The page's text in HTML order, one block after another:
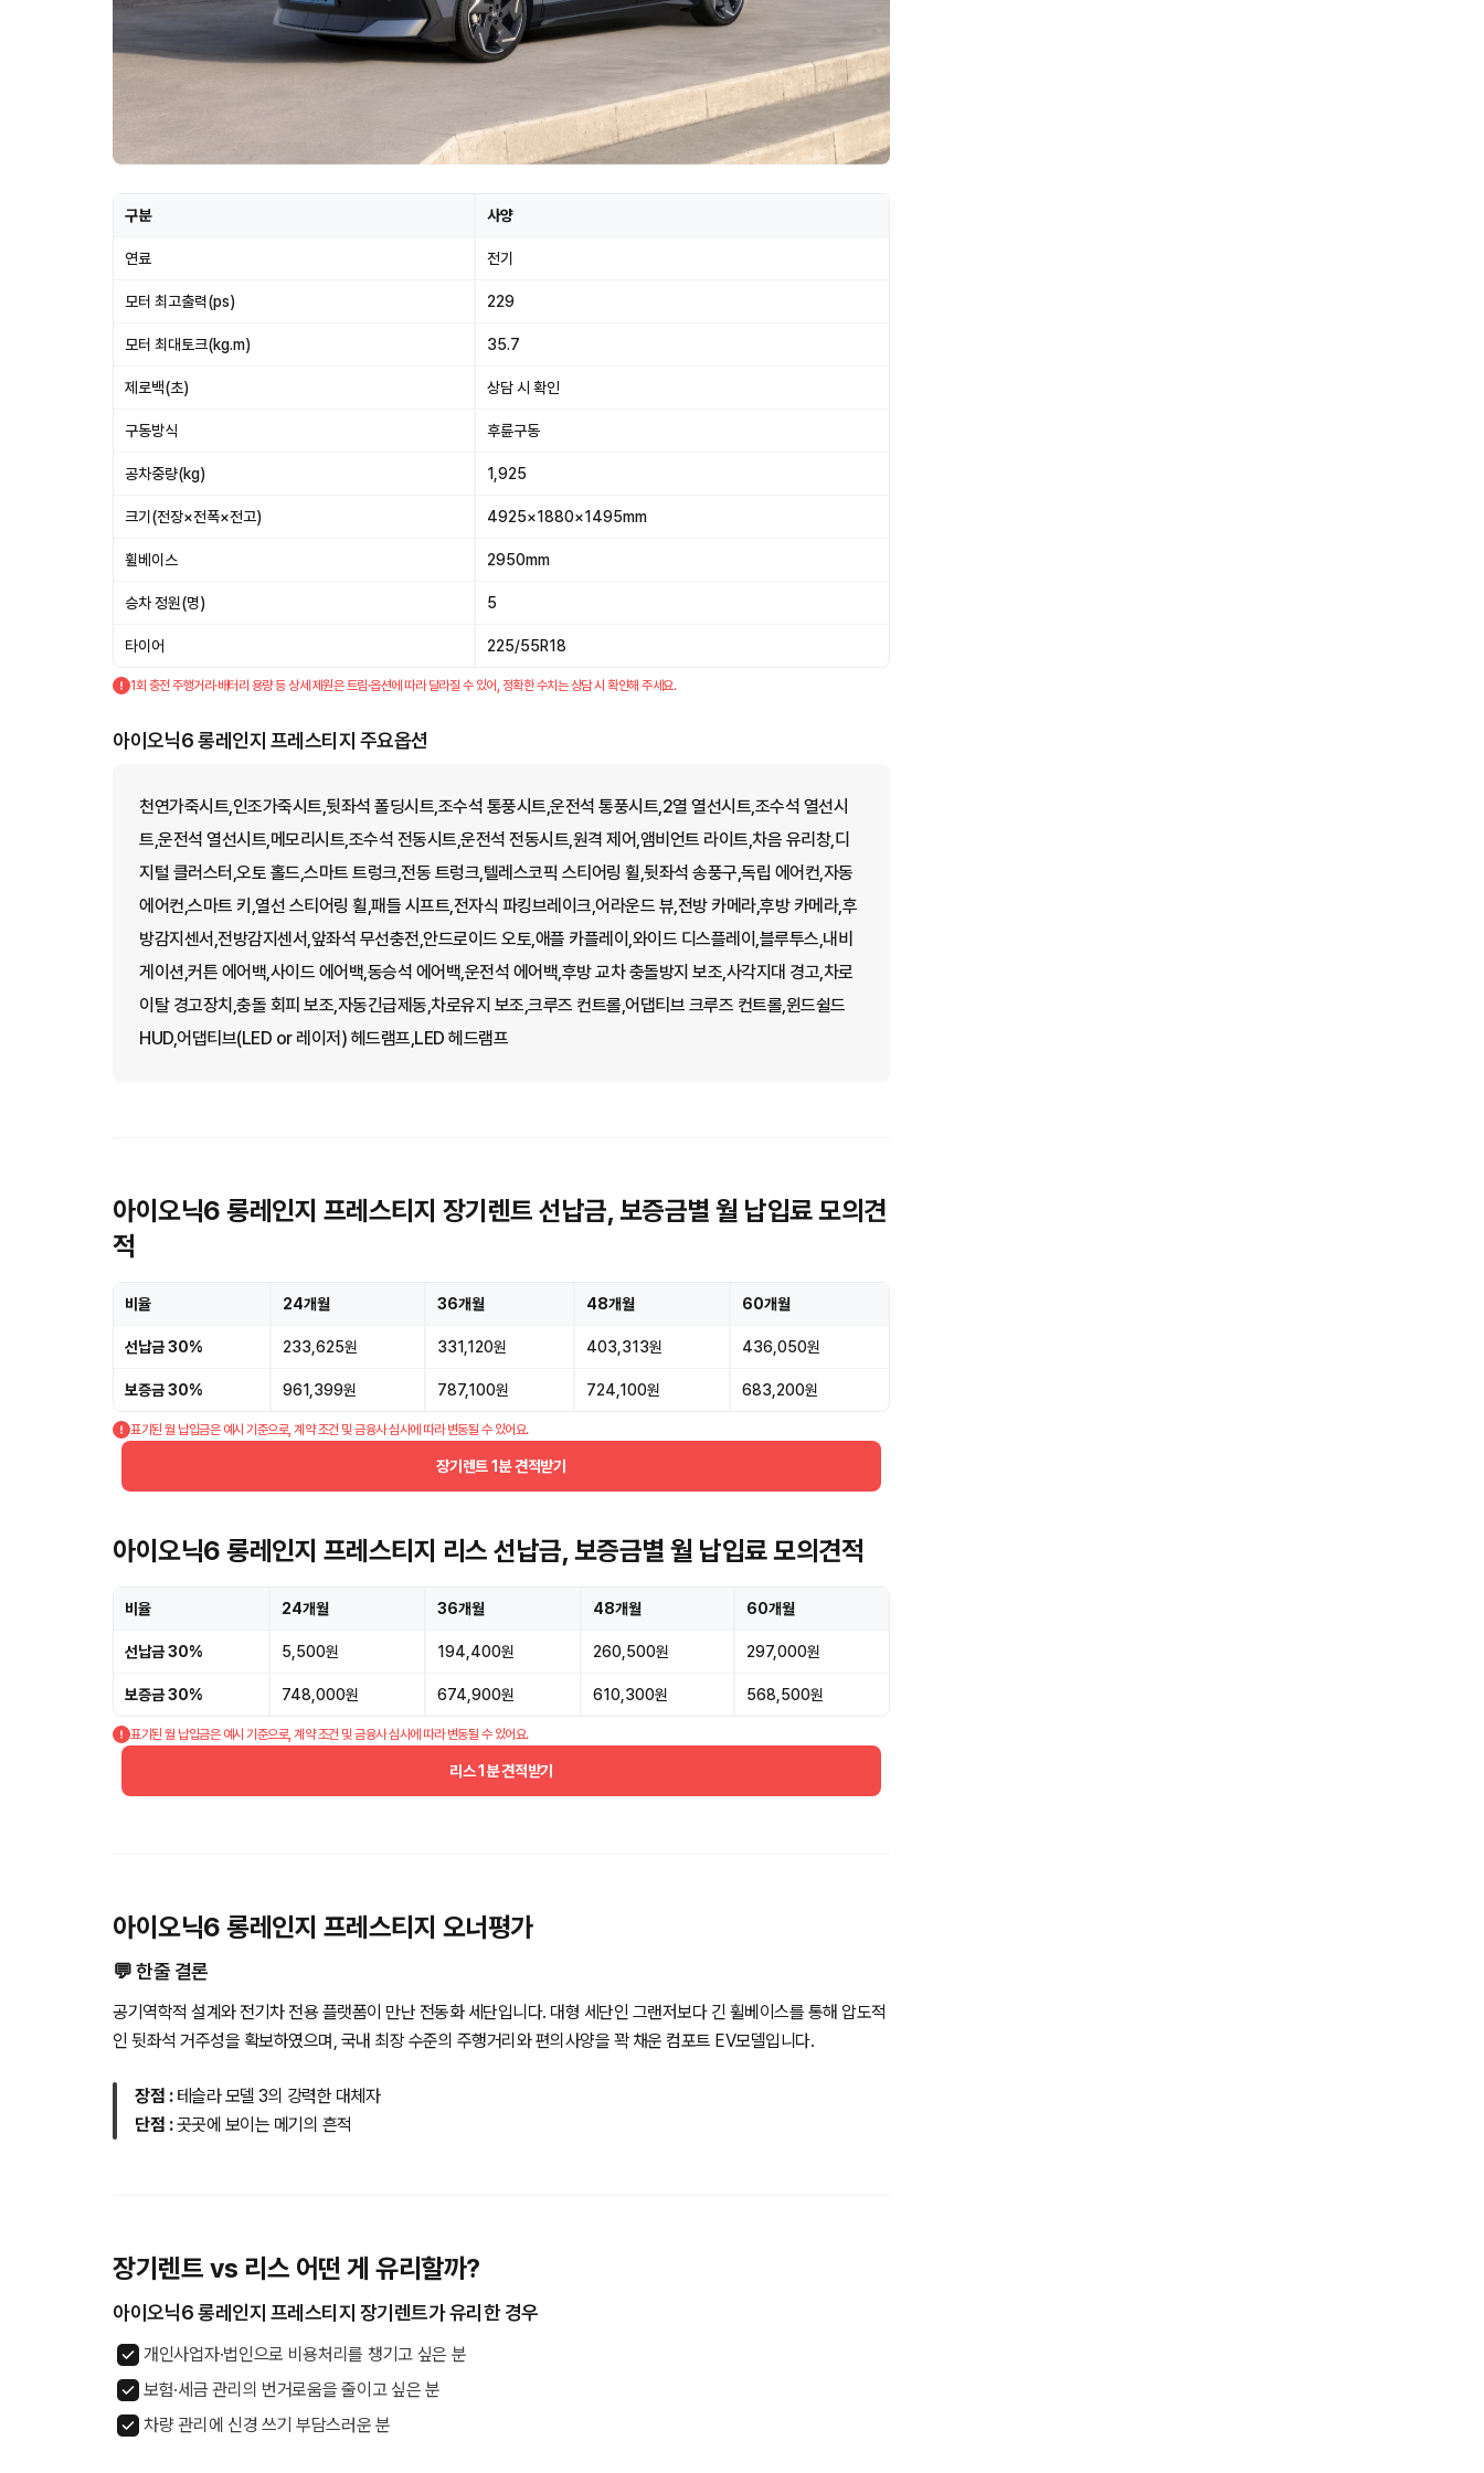
구분 사양
연료 전기
모터 최고출력(ps) 229
모터 최대토크(kg.m) 35.7
제로백(초) 상담 시 확인
구동방식 후륜구동
공차중량(kg) 1,925
크기(전장×전폭×전고) 4925×1880×1495mm
휠베이스 2950mm
승차 정원(명) 5
타이어 225/55R18
1회 충전 주행거리·배터리 용량 등 상세 제원은 트림·옵션에 따라 달라질 수 있어, 정확한 수치는 상담 시 확인해 주세요.
아이오닉6 롱레인지 프레스티지 주요옵션
천연가죽시트,인조가죽시트,뒷좌석 폴딩시트,조수석 통풍시트,운전석 통풍시트,2열 열선시트,조수석 열선시
트,운전석 열선시트,메모리시트,조수석 전동시트,운전석 전동시트,원격 제어,앰비언트 라이트,차음 유리창,디
지털 클러스터,오토 홀드,스마트 트렁크,전동 트렁크,텔레스코픽 스티어링 휠,뒷좌석 송풍구,독립 에어컨,자동
에어컨,스마트 키,열선 스티어링 휠,패들 시프트,전자식 파킹브레이크,어라운드 뷰,전방 카메라,후방 카메라,후
방감지센서,전방감지센서,앞좌석 무선충전,안드로이드 오토,애플 카플레이,와이드 디스플레이,블루투스,내비
게이션,커튼 에어백,사이드 에어백,동승석 에어백,운전석 에어백,후방 교차 충돌방지 보조,사각지대 경고,차로
이탈 경고장치,충돌 회피 보조,자동긴급제동,차로유지 보조,크루즈 컨트롤,어댑티브 크루즈 컨트롤,윈드쉴드
HUD,어댑티브(LED or 레이저) 헤드램프,LED 헤드램프
아이오닉6 롱레인지 프레스티지 장기렌트 선납금, 보증금별 월 납입료 모의견
적
비율 24개월 36개월 48개월 60개월
선납금 30% 233,625원 331,120원 403,313원 436,050원
보증금 30% 961,399원 787,100원 724,100원 683,200원
표기된 월 납입금은 예시 기준으로, 계약 조건 및 금융사 심사에 따라 변동될 수 있어요.
장기렌트 1분 견적받기
아이오닉6 롱레인지 프레스티지 리스 선납금, 보증금별 월 납입료 모의견적
비율 24개월 36개월 48개월 60개월
선납금 30% 5,500원 194,400원 260,500원 297,000원
보증금 30% 748,000원 674,900원 610,300원 568,500원
표기된 월 납입금은 예시 기준으로, 계약 조건 및 금융사 심사에 따라 변동될 수 있어요.
리스 1분 견적받기
아이오닉6 롱레인지 프레스티지 오너평가
💬 한줄 결론
공기역학적 설계와 전기차 전용 플랫폼이 만난 전동화 세단입니다. 대형 세단인 그랜저보다 긴 휠베이스를 통해 압도적
인 뒷좌석 거주성을 확보하였으며, 국내 최장 수준의 주행거리와 편의사양을 꽉 채운 컴포트 EV모델입니다.
장점 : 테슬라 모델 3의 강력한 대체자
단점 :곳곳에 보이는 메기의 흔적
장기렌트 vs 리스 어떤 게 유리할까?
아이오닉6 롱레인지 프레스티지 장기렌트가 유리한 경우
개인사업자·법인으로 비용처리를 챙기고 싶은 분
보험·세금 관리의 번거로움을 줄이고 싶은 분
차량 관리에 신경 쓰기 부담스러운 분